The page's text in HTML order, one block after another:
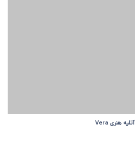
آتلیه هنری Vera